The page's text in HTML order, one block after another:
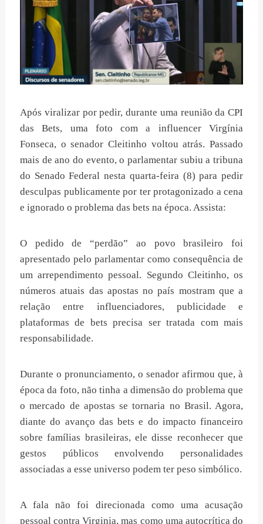
Após viralizar por pedir, durante uma reunião da CPI
das Bets, uma foto com a influencer Virgínia
Fonseca, o senador Cleitinho voltou atrás. Passado
mais de ano do evento, o parlamentar subiu a tribuna
do Senado Federal nesta quarta-feira (8) para pedir
desculpas publicamente por ter protagonizado a cena
e ignorado o problema das bets na época. Assista:
O pedido de “perdão” ao povo brasileiro foi
apresentado pelo parlamentar como consequência de
um arrependimento pessoal. Segundo Cleitinho, os
números atuais das apostas no país mostram que a
relação entre influenciadores, publicidade e
plataformas de bets precisa ser tratada com mais
responsabilidade.
Durante o pronunciamento, o senador afirmou que, à
época da foto, não tinha a dimensão do problema que
o mercado de apostas se tornaria no Brasil. Agora,
diante do avanço das bets e do impacto financeiro
sobre famílias brasileiras, ele disse reconhecer que
gestos públicos envolvendo personalidades
associadas a esse universo podem ter peso simbólico.
A fala não foi direcionada como uma acusação
pessoal contra Virginia, mas como uma autocrítica do